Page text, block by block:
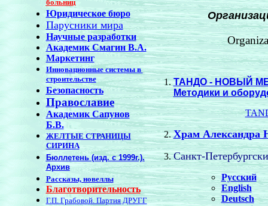
больниц
Юридическое бюро
Парусники мира
Научные разработки
Академик Смагин В.А.
Маркетинг
Инновационные системы в
строительстве
Безопасность
Православие
Академик Сапунов
Б.В.
ЖЕЛТЫЕ СТРАНИЦЫ
СИРИНА
Бюллетень (изд. с 1999г.).
Архив
Рассказы, новеллы
Благотворительность
Г.П. Грабовой. Партия ДРУГГ
ТАНДО - НОВЫЙ
Методики и
Храм Александра
Санкт-
Русский
English
Deutsch